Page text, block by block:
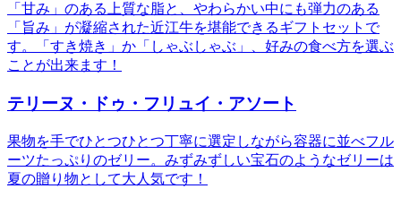
「甘み」のある上質な脂と、やわらかい中にも弾力のある
「旨み」が凝縮された近江牛を堪能できるギフトセットで
す。「すき焼き」か「しゃぶしゃぶ」、好みの食べ方を選ぶ
ことが出来ます！
テリーヌ・ドゥ・フリュイ・アソート
果物を手でひとつひとつ丁寧に選定しながら容器に並べフル
ーツたっぷりのゼリー。みずみずしい宝石のようなゼリーは
夏の贈り物として大人気です！